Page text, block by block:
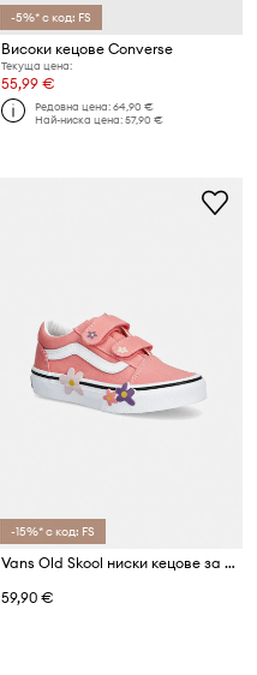
-5%* с код: FS
Високи кецове Converse
Текуща цена:
55,99 €
Редовна цена:64,90 €
Най-ниска цена:57,90 €
-15%* с код: FS
Vans Old Skool ниски кецове за деца
59,90 €